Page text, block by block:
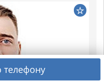
телефону